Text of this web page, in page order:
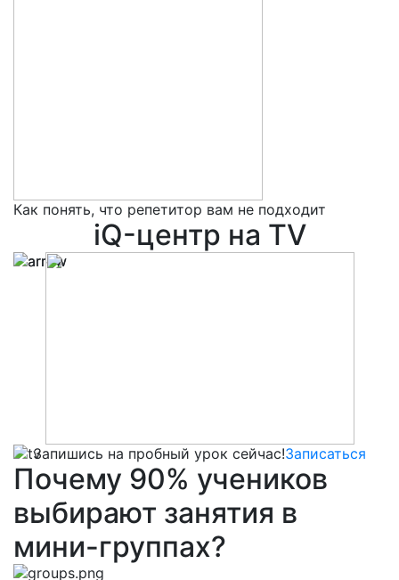
Как понять, что репетитор вам не подходит
iQ-центр на TV
Запишись на пробный урок сейчас!Записаться
Почему 90% учеников
выбирают занятия в
мини-группах?